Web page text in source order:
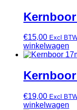
€15,00 Excl
winkelwagen
€19,00 Excl
winkelwagen